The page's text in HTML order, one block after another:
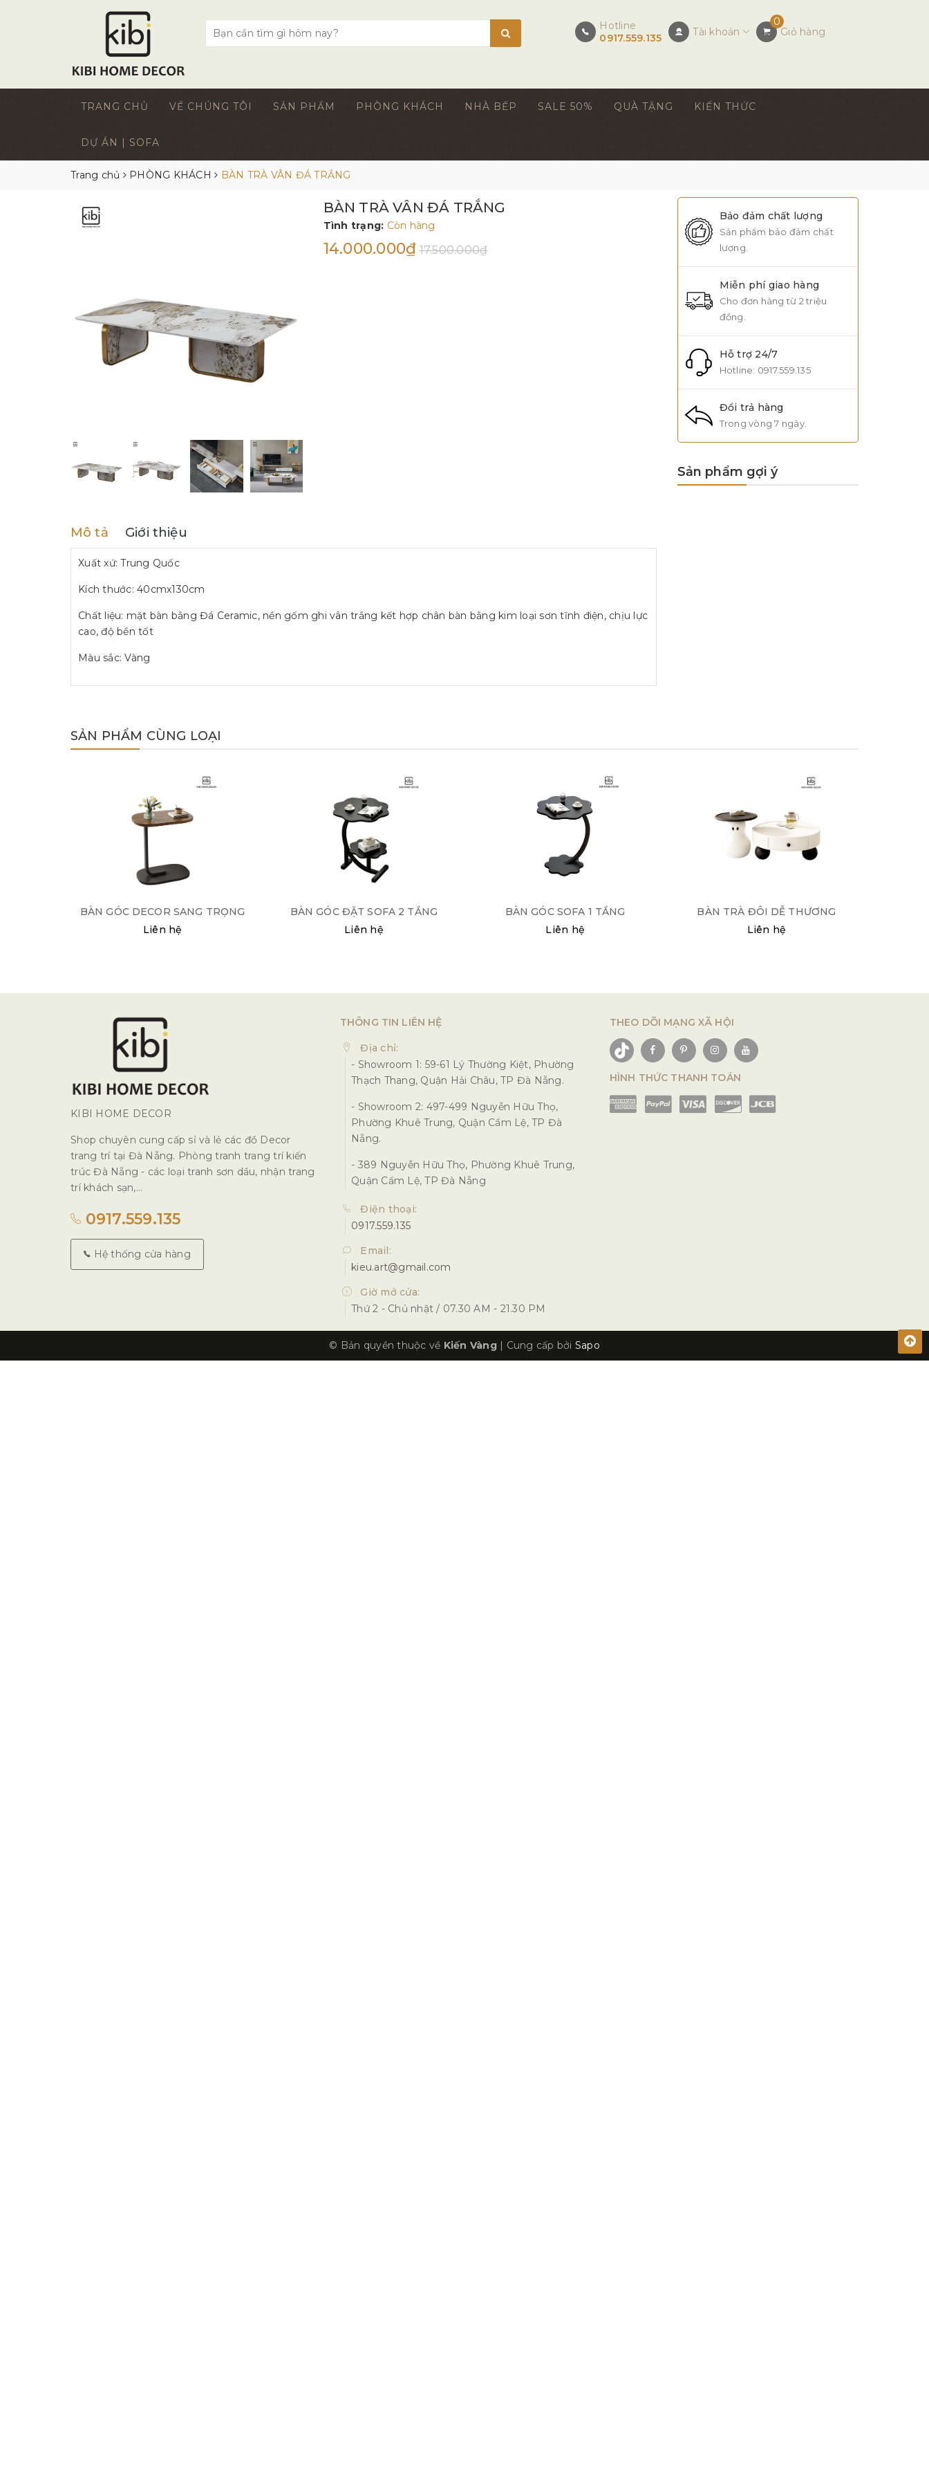
Hotline
0917.559.135
Tài khoản
0
Giỏ hàng
TRANG CHỦ VỀ CHÚNG TÔI SẢN PHẨM PHÒNG KHÁCH NHÀ BẾP SALE 50% QUÀ TẶNG KIẾN THỨC
DỰ ÁN | SOFA
Trang chủ PHÒNG KHÁCH BÀN TRÀ VÂN ĐÁ TRẮNG
BÀN TRÀ VÂN ĐÁ TRẮNG
Tình trạng: Còn hàng
14.000.000₫ 17.500.000₫
Mô tả Giới thiệu
Xuất xứ: Trung Quốc
Kích thước: 40cmx130cm
Chất liệu: mặt bàn bằng Đá Ceramic, nền gốm ghi vân trắng kết hợp chân bàn bằng kim loại sơn tĩnh điện, chịu lực
cao, độ bền tốt
Màu sắc: Vàng
Bảo đảm chất lượng
Sản phẩm bảo đảm chất
lượng.
Miễn phí giao hàng
Cho đơn hàng từ 2 triệu
đồng.
Hỗ trợ 24/7
Hotline: 0917.559.135
Đổi trả hàng
Trong vòng 7 ngày.
Sản phẩm gợi ý
SẢN PHẨM CÙNG LOẠI
BÀN GÓC DECOR SANG TRỌNG
Liên hệ
BÀN GÓC ĐẶT SOFA 2 TẦNG
Liên hệ
BÀN GÓC SOFA 1 TẦNG
Liên hệ
BÀN TRÀ ĐÔI DỄ THƯƠNG
Liên hệ
KIBI HOME DECOR
Shop chuyên cung cấp sỉ và lẻ các đồ Decor
trang trí tại Đà Nẵng. Phòng tranh trang trí kiến
trúc Đà Nẵng - các loại tranh sơn dầu, nhận trang
trí khách sạn,...
0917.559.135
Hệ thống cửa hàng
THÔNG TIN LIÊN HỆ
Địa chỉ:
- Showroom 1: 59-61 Lý Thường Kiệt, Phường
Thạch Thang, Quận Hải Châu, TP Đà Nẵng.
- Showroom 2: 497-499 Nguyễn Hữu Thọ,
Phường Khuê Trung, Quận Cẩm Lệ, TP Đà
Nẵng.
- 389 Nguyễn Hữu Thọ, Phường Khuê Trung,
Quận Cẩm Lệ, TP Đà Nẵng
Điện thoại:
0917.559.135
Email:
kieu.art@gmail.com
Giờ mở cửa:
Thứ 2 - Chủ nhật / 07.30 AM - 21.30 PM
THEO DÕI MẠNG XÃ HỘI
HÌNH THỨC THANH TOÁN
© Bản quyền thuộc về Kiến Vàng | Cung cấp bởi Sapo